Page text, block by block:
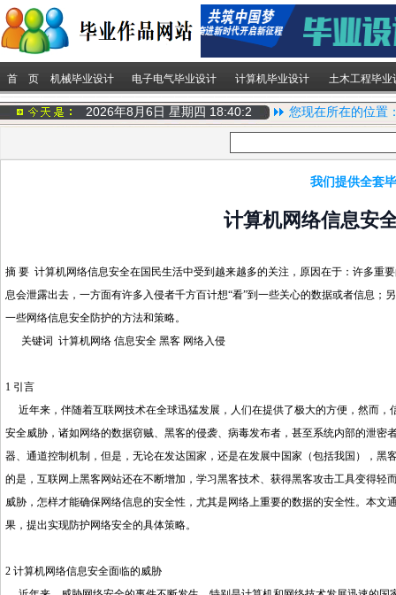
首 页 机械毕业设计 电子电气毕业设计 计算机毕业设计 土木工程毕业
2026年8月6日 星期四 18:40:2 您现在所在的位置
我们提供全套
计算机网络信息安
摘 要 计算机网络信息安全在国民生活中受到越来越多的关注，原因在于：许多重
息会泄露出去，一方面有许多入侵者千方百计想“看”到一些关心的数据或者信息
一些网络信息安全防护的方法和策略。
关键词 计算机网络 信息安全 黑客 网络入侵
1 引言
近年来，伴随着互联网技术在全球迅猛发展，人们在提供了极大的方便，然而
安全威胁，诸如网络的数据窃贼、黑客的侵袭、病毒发布者，甚至系统内部的泄
器、通道控制机制，但是，无论在发达国家，还是在发展中国家（包括我国），
的是，互联网上黑客网站还在不断增加，学习黑客技术、获得黑客攻击工具变得
威胁，怎样才能确保网络信息的安全性，尤其是网络上重要的数据的安全性。本
果，提出实现防护网络安全的具体策略。
2 计算机网络信息安全面临的威胁